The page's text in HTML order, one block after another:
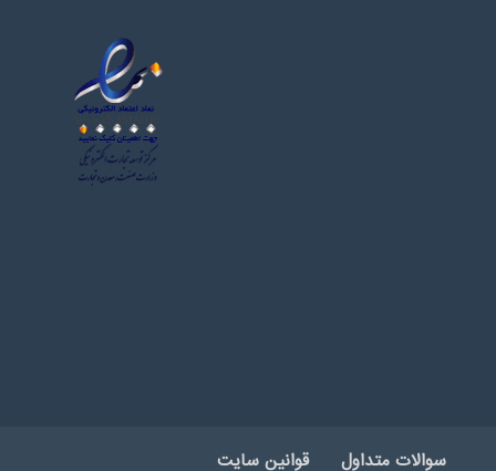
سوالات متداول قوانین سایت